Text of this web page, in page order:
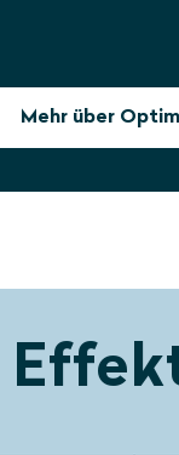
Mehr über